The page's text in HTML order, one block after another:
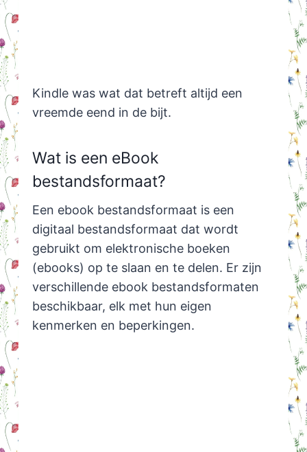
Kindle was wat dat betreft altijd een
vreemde eend in de bijt.
Wat is een eBook
bestandsformaat?
Een ebook bestandsformaat is een
digitaal bestandsformaat dat wordt
gebruikt om elektronische boeken
(ebooks) op te slaan en te delen. Er zijn
verschillende ebook bestandsformaten
beschikbaar, elk met hun eigen
kenmerken en beperkingen.